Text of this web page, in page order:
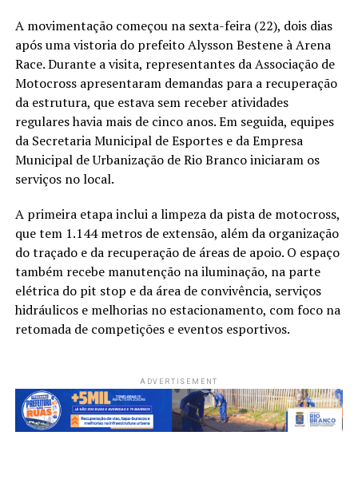
A movimentação começou na sexta-feira (22), dois dias
após uma vistoria do prefeito Alysson Bestene à Arena
Race. Durante a visita, representantes da Associação de
Motocross apresentaram demandas para a recuperação
da estrutura, que estava sem receber atividades
regulares havia mais de cinco anos. Em seguida, equipes
da Secretaria Municipal de Esportes e da Empresa
Municipal de Urbanização de Rio Branco iniciaram os
serviços no local.
A primeira etapa inclui a limpeza da pista de motocross,
que tem 1.144 metros de extensão, além da organização
do traçado e da recuperação de áreas de apoio. O espaço
também recebe manutenção na iluminação, na parte
elétrica do pit stop e da área de convivência, serviços
hidráulicos e melhorias no estacionamento, com foco na
retomada de competições e eventos esportivos.
ADVERTISEMENT